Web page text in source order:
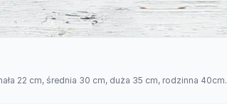
22 cm, średnia 30 cm, duża 35 cm, rodzinna 40cm.